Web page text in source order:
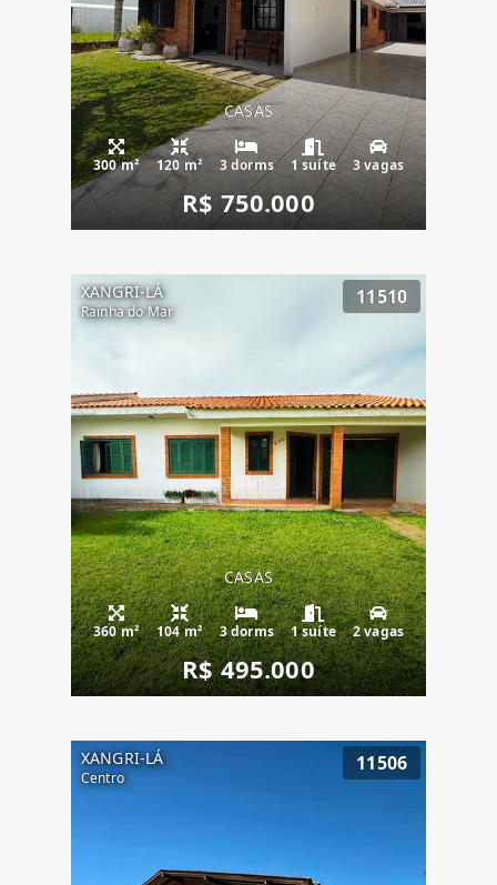
CASAS
300 m² 120 m² 3 dorms 1 suíte 3 vagas
R$ 750.000
XANGRI-LÁ
Rainha do Mar
11510
CASAS
360 m² 104 m² 3 dorms 1 suíte 2 vagas
R$ 495.000
XANGRI-LÁ
Centro
11506